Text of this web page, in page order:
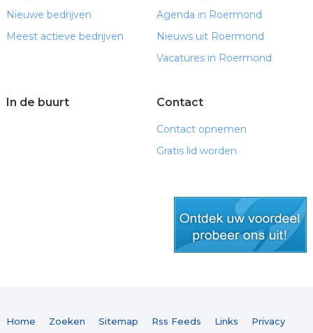
Nieuwe bedrijven
Meest actieve bedrijven
Agenda in Roermond
Nieuws uit Roermond
Vacatures in Roermond
In de buurt Contact
Contact opnemen
Gratis lid worden
Home Zoeken Sitemap Rss Feeds Links Privacy